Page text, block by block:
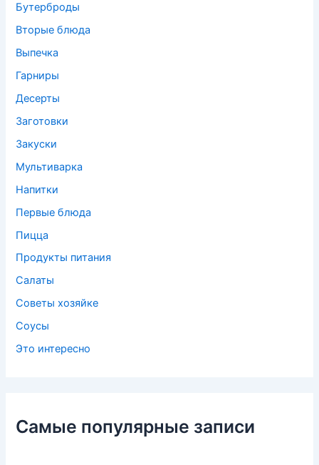
Бутерброды
Вторые блюда
Выпечка
Гарниры
Десерты
Заготовки
Закуски
Мультиварка
Напитки
Первые блюда
Пицца
Продукты питания
Салаты
Советы хозяйке
Соусы
Это интересно
Самые популярные записи